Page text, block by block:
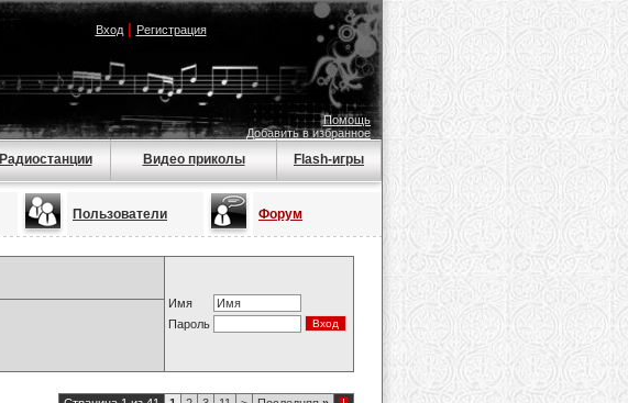
Вход| Регистрация
Помощь
Добавить в избранное
Радиостанции Видео приколы Flash-игры
Пользователи Форум
Имя
Пароль